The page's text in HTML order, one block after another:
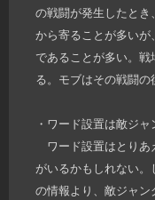
の戦闘が発生したと
から寄ることが多い
であることが多い。
る。モブはその戦闘の
・ワード設置は敵ジャ
ワード設置はとりあ
がいるかもしれない
の情報より、敵ジャ